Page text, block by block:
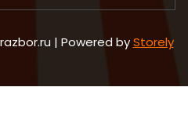
| Powered byStorely